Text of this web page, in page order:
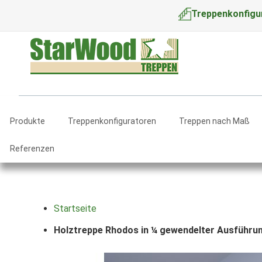
Produkte Treppenkonfiguratoren Treppen nach Maß
Referenzen
Startseite
Holztreppe Rhodos in ¼ gewendelter